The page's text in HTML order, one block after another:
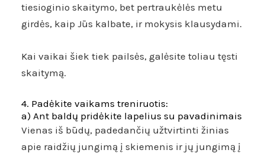
tiesioginio skaitymo, bet pertraukėlės metu
girdės, kaip Jūs kalbate, ir mokysis klausydami.
Kai vaikai šiek tiek pailsės, galėsite toliau tęsti
skaitymą.
4. Padėkite vaikams treniruotis:
a) Ant baldų pridėkite lapelius su pavadinimais
Vienas iš būdų, padedančių užtvirtinti žinias
apie raidžių jungimą į skiemenis ir jų jungimą į